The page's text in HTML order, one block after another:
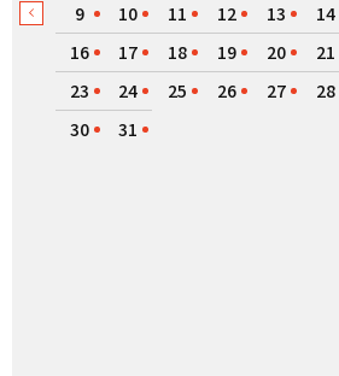
9
10 11 12 13 14
16
17 18 19 20 21
23
24 25 26 27 28
30
31